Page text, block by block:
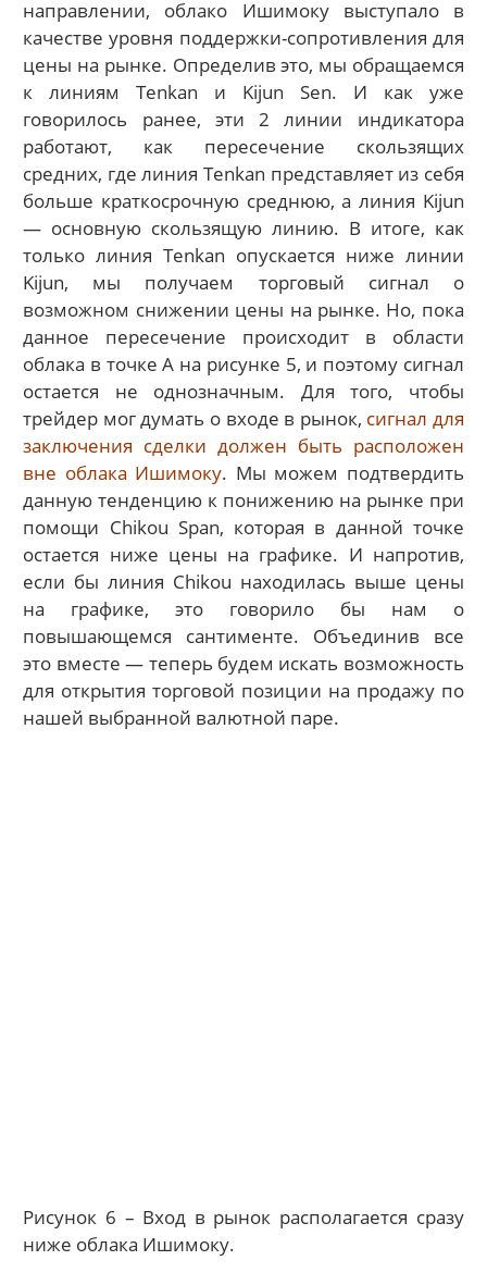
направлении, облако Ишимоку выступало в
качестве уровня поддержки-сопротивления для
цены на рынке. Определив это, мы обращаемся
к линиям Tenkan и Kijun Sen. И как уже
говорилось ранее, эти 2 линии индикатора
работают, как пересечение скользящих
средних, где линия Tenkan представляет из себя
больше краткосрочную среднюю, а линия Kijun
— основную скользящую линию. В итоге, как
только линия Tenkan опускается ниже линии
Kijun, мы получаем торговый сигнал о
возможном снижении цены на рынке. Но, пока
данное пересечение происходит в области
облака в точке А на рисунке 5, и поэтому сигнал
остается не однозначным. Для того, чтобы
трейдер мог думать о входе в рынок, сигнал для
заключения сделки должен быть расположен
вне облака Ишимоку. Мы можем подтвердить
данную тенденцию к понижению на рынке при
помощи Chikou Span, которая в данной точке
остается ниже цены на графике. И напротив,
если бы линия Chikou находилась выше цены
на графике, это говорило бы нам о
повышающемся сантименте. Объединив все
это вместе — теперь будем искать возможность
для открытия торговой позиции на продажу по
нашей выбранной валютной паре.
Рисунок 6 – Вход в рынок располагается сразу
ниже облака Ишимоку.